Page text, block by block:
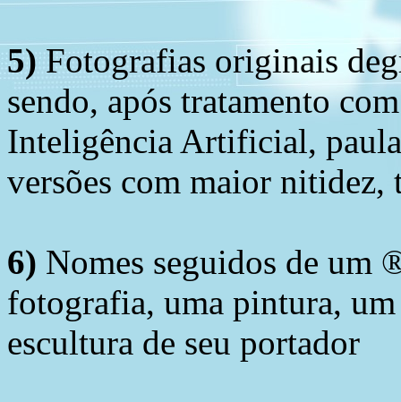
5) Fotografias originais
sendo, após tratamento
Inteligência Artificial,
versões com maior nitidez,
6) Nomes seguidos de um
fotografia, uma pintura,
escultura de seu portador